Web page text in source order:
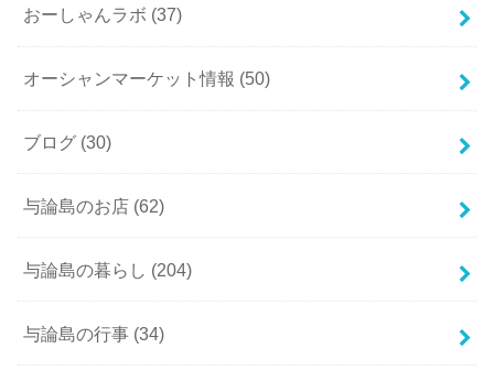
おーしゃんラボ (37)
オーシャンマーケット情報 (50)
ブログ (30)
与論島のお店 (62)
与論島の暮らし (204)
与論島の行事 (34)